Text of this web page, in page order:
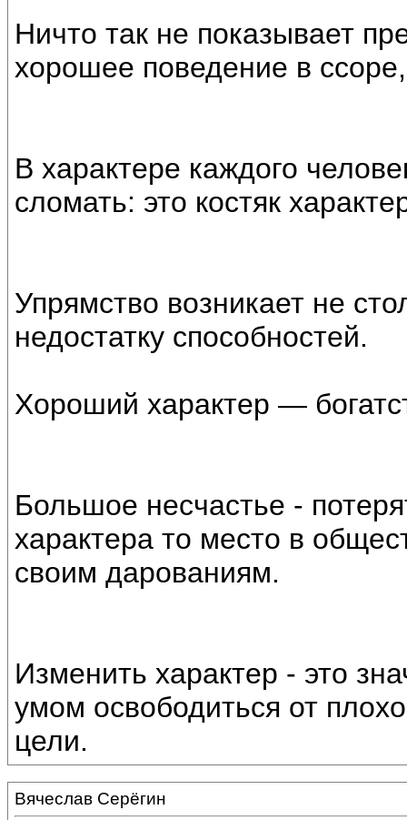
Ничто так не показывает
хорошее поведение в
В характере каждого
сломать: это костяк
Упрямство возникает не
недостатку способностей.
Хороший характер —
Большое несчастье -
характера то место в
своим дарованиям.
Изменить характер - это
умом освободиться от
цели.
Вячеслав Серёгин